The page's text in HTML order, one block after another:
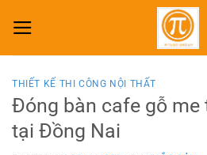
content
THIẾT KẾ THI CÔNG NỘI THẤT
Đóng bàn cafe gỗ me
tại Đồng Nai